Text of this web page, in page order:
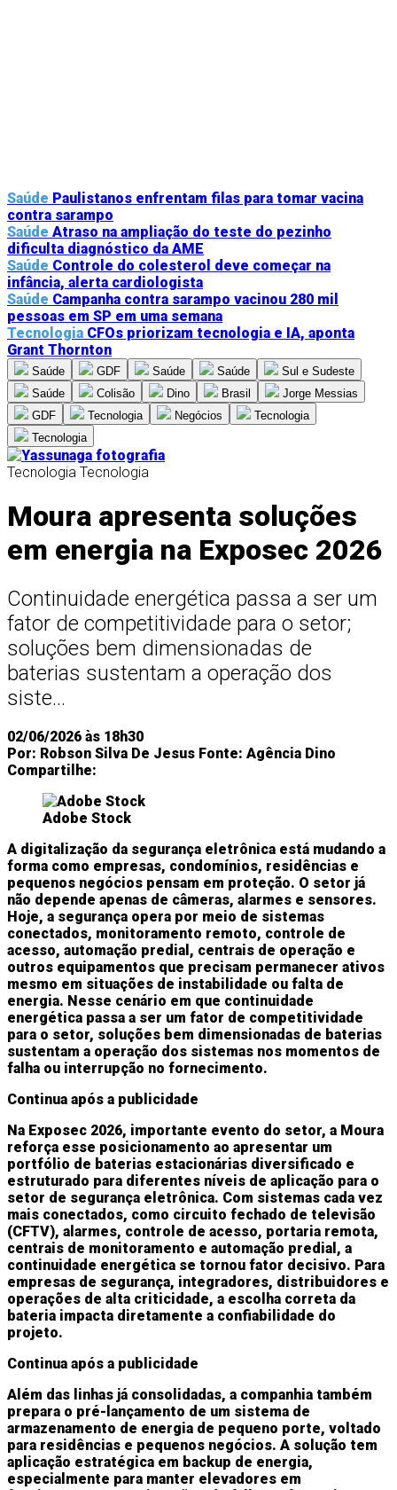
Saúde Paulistanos enfrentam filas para tomar vacina
contra sarampo
Saúde Atraso na ampliação do teste do pezinho
dificulta diagnóstico da AME
Saúde Controle do colesterol deve começar na
infância, alerta cardiologista
Saúde Campanha contra sarampo vacinou 280 mil
pessoas em SP em uma semana
Tecnologia CFOs priorizam tecnologia e IA, aponta
Grant Thornton
Saúde GDF Saúde Saúde
Sul e Sudeste
Saúde
Colisão Dino Brasil
Jorge Messias
GDF
Tecnologia Negócios
Tecnologia
Tecnologia
Tecnologia Tecnologia
Moura apresenta soluções
em energia na Exposec 2026
Continuidade energética passa a ser um
fator de competitividade para o setor;
soluções bem dimensionadas de
baterias sustentam a operação dos
siste...
02/06/2026 às 18h30
Por: Robson Silva De Jesus Fonte: Agência Dino
Compartilhe:
Adobe Stock
A digitalização da segurança eletrônica está mudando a
forma como empresas, condomínios, residências e
pequenos negócios pensam em proteção. O setor já
não depende apenas de câmeras, alarmes e sensores.
Hoje, a segurança opera por meio de sistemas
conectados, monitoramento remoto, controle de
acesso, automação predial, centrais de operação e
outros equipamentos que precisam permanecer ativos
mesmo em situações de instabilidade ou falta de
energia. Nesse cenário em que continuidade
energética passa a ser um fator de competitividade
para o setor, soluções bem dimensionadas de baterias
sustentam a operação dos sistemas nos momentos de
falha ou interrupção no fornecimento.
Continua após a publicidade
Na Exposec 2026, importante evento do setor, a Moura
reforça esse posicionamento ao apresentar um
portfólio de baterias estacionárias diversificado e
estruturado para diferentes níveis de aplicação para o
setor de segurança eletrônica. Com sistemas cada vez
mais conectados, como circuito fechado de televisão
(CFTV), alarmes, controle de acesso, portaria remota,
centrais de monitoramento e automação predial, a
continuidade energética se tornou fator decisivo. Para
empresas de segurança, integradores, distribuidores e
operações de alta criticidade, a escolha correta da
bateria impacta diretamente a confiabilidade do
projeto.
Continua após a publicidade
Além das linhas já consolidadas, a companhia também
prepara o pré-lançamento de um sistema de
armazenamento de energia de pequeno porte, voltado
para residências e pequenos negócios. A solução tem
aplicação estratégica em backup de energia,
especialmente para manter elevadores em